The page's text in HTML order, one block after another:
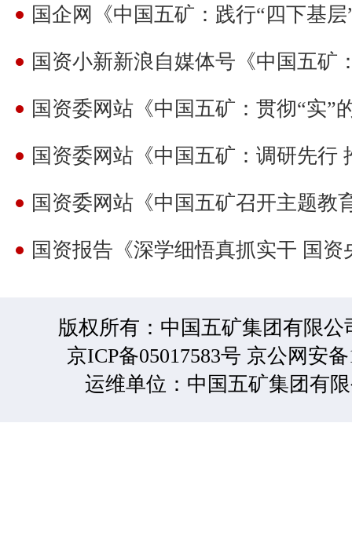
国资委网站《中国五矿：调研先行
国资报告《深学细悟真抓实干 国
版权所有：中国五矿集团有限公
京ICP备05017583号 京公网安备
运维单位：中国五矿集团有